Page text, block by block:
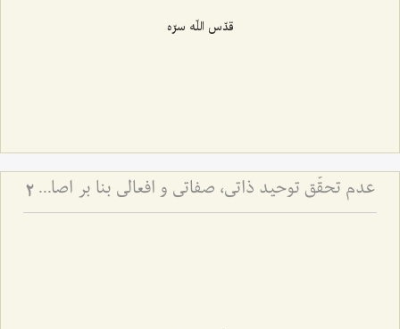
قدّس اللّه سرّه
عدم تحقّق توحید ذاتی، صفاتی و افعالی بنا بر اصالةالماهیّة 2